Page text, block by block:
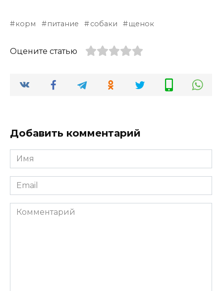
корм питание собаки щенок
Оцените статью
Добавить комментарий
Имя
*
Email
*
Комментарий